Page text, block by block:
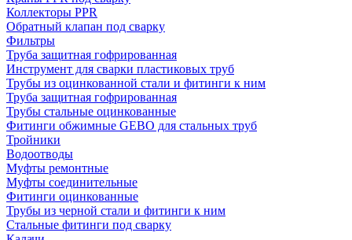
Коллекторы PPR
Обратный клапан под сварку
Фильтры
Труба защитная гофрированная
Инструмент для сварки пластиковых труб
Трубы из оцинкованной стали и фитинги к ним
Труба защитная гофрированная
Трубы стальные оцинкованные
Фитинги обжимные GEBO для стальных труб
Тройники
Водоотводы
Муфты ремонтные
Муфты соединительные
Фитинги оцинкованные
Трубы из черной стали и фитинги к ним
Стальные фитинги под сварку